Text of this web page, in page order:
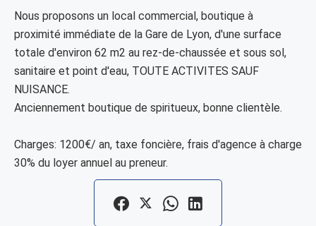
Nous proposons un local commercial, boutique à
proximité immédiate de la Gare de Lyon, d'une surface
totale d'environ 62 m2 au rez-de-chaussée et sous sol,
sanitaire et point d'eau, TOUTE ACTIVITES SAUF
NUISANCE.
Anciennement boutique de spiritueux, bonne clientèle.
Charges: 1200€/ an, taxe foncière, frais d'agence à charge
30% du loyer annuel au preneur.